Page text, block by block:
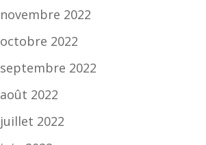
novembre 2022
octobre 2022
septembre 2022
août 2022
juillet 2022